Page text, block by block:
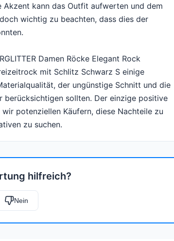
kann das Outfit aufwerten und dem
wichtig zu beachten, dass dies der
Damen Röcke Elegant Rock
mit Schlitz Schwarz S einige
der ungünstige Schnitt und die
berücksichtigen sollten. Der einzige positive
potenziellen Käufern, diese Nachteile zu
zu suchen.
hilfreich?
Nein